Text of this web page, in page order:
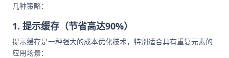
几种策略：
1. 提示缓存（节省高达90%）
提示缓存是一种强大的成本优化技术，特别适合具有重复元素的
应用场景：